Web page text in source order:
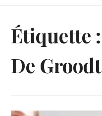
Étiquette :
De Groodt